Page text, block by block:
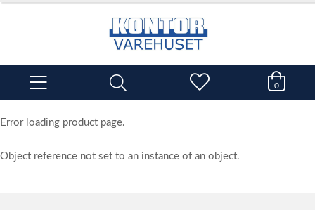
0
Error loading product page.
Object reference not set to an instance of an object.